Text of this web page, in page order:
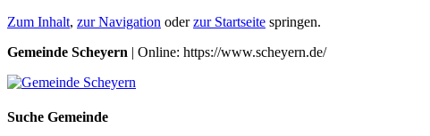
Zum Inhalt, zur Navigation oderzur Startseite springen.
Gemeinde Scheyern | Online: https://www.scheyern.de/
Suche Gemeinde